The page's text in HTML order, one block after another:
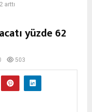
arttı
yüzde 62
503